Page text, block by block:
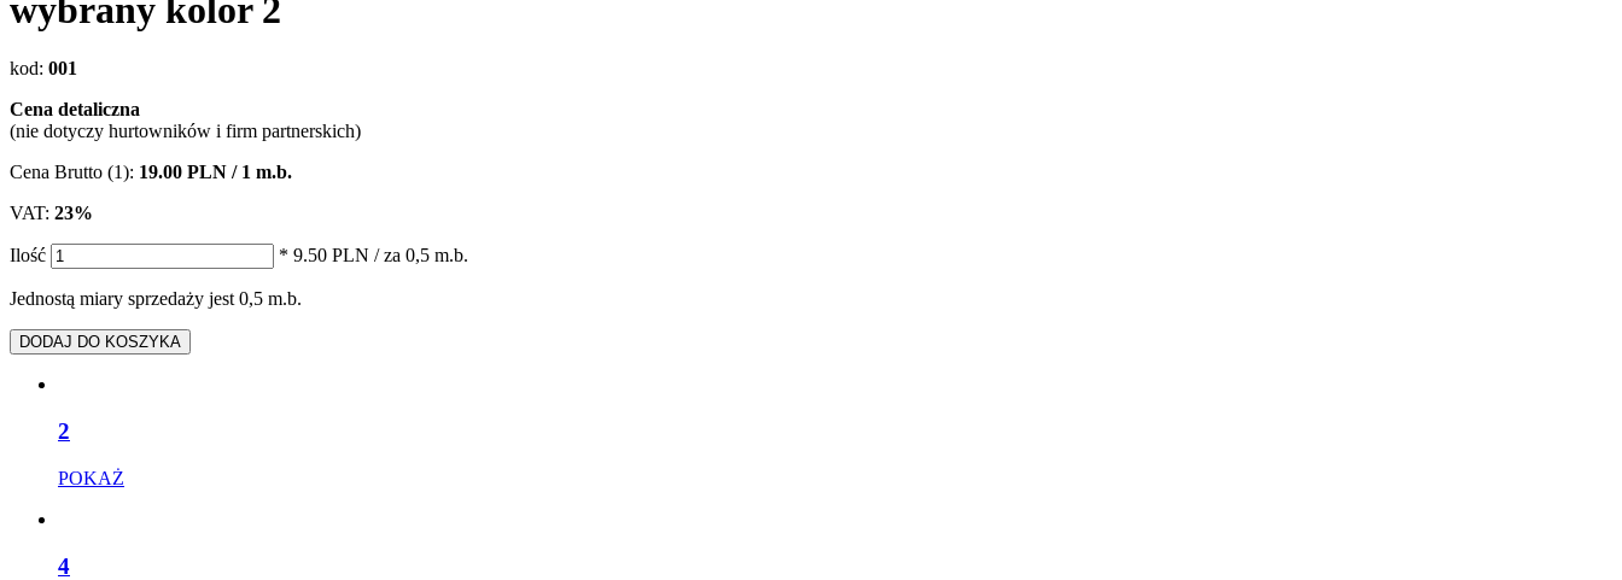
wybrany kolor2
kod: 001
Cena detaliczna
(nie dotyczy hurtowników i firm partnerskich)
Cena Brutto (1): 19.00 PLN / 1 m.b.
VAT: 23%
Ilość * 9.50 PLN / za 0,5 m.b.
Jednostą miary sprzedaży jest 0,5 m.b.
DODAJ DO KOSZYKA
2
POKAŻ
4